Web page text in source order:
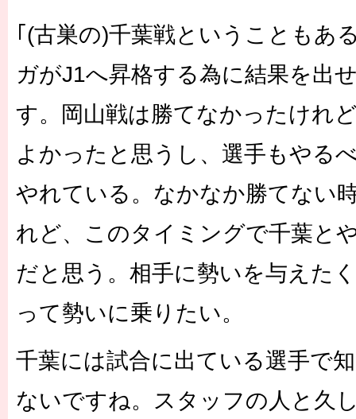
｢(古巣の)千葉戦ということもあ
ガがJ1へ昇格する為に結果を出
す。岡山戦は勝てなかったけれ
よかったと思うし、選手もやる
やれている。なかなか勝てない
れど、このタイミングで千葉と
だと思う。相手に勢いを与えた
って勢いに乗りたい。
千葉には試合に出ている選手で
ないですね。スタッフの人と久